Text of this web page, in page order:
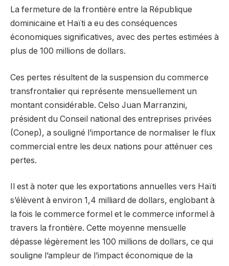
La fermeture de la frontière entre la République
dominicaine et Haïti a eu des conséquences
économiques significatives, avec des pertes estimées à
plus de 100 millions de dollars.
Ces pertes résultent de la suspension du commerce
transfrontalier qui représente mensuellement un
montant considérable. Celso Juan Marranzini,
président du Conseil national des entreprises privées
(Conep), a souligné l’importance de normaliser le flux
commercial entre les deux nations pour atténuer ces
pertes.
Il est à noter que les exportations annuelles vers Haïti
s’élèvent à environ 1,4 milliard de dollars, englobant à
la fois le commerce formel et le commerce informel à
travers la frontière. Cette moyenne mensuelle
dépasse légèrement les 100 millions de dollars, ce qui
souligne l’ampleur de l’impact économique de la